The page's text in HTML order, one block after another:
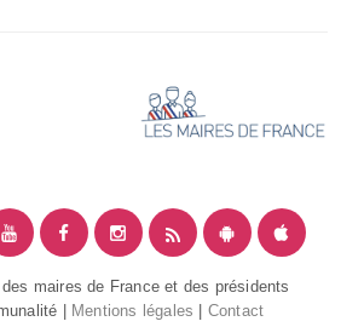
maires de France et des présidents
|
Mentions légales Contact